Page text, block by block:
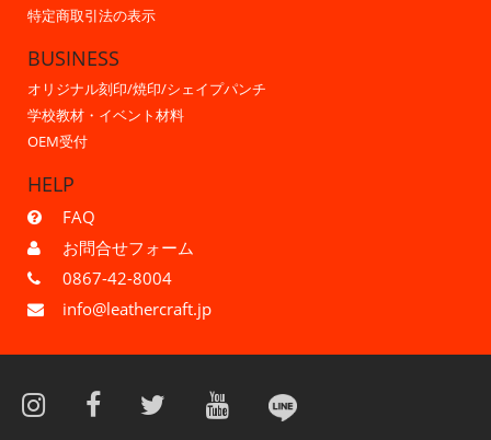
特定商取引法の表示
BUSINESS
オリジナル刻印/焼印/シェイプパンチ
学校教材・イベント材料
OEM受付
HELP
FAQ
お問合せフォーム
0867-42-8004
info@leathercraft.jp